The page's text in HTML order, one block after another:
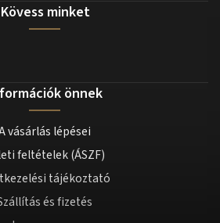
Kövess minket
önnek
vásárlás lépései
feltételek (ÁSZF)
tájékoztató
és fizetés